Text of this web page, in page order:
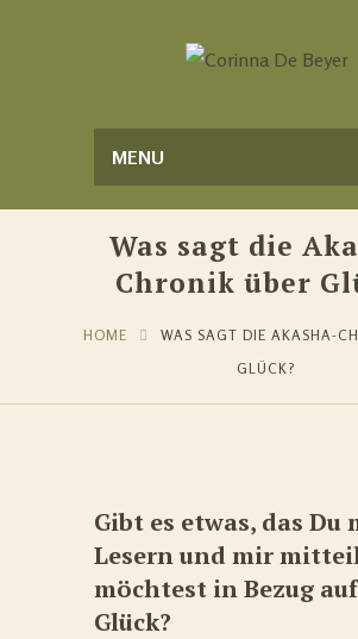
MENU
Was sagt die
Chronik über
HOME
WAS SAGT DIE AKASHA-
GLÜCK?
Gibt es etwas, das Du
Lesern und mir
möchtest inBezug auf
Glück?